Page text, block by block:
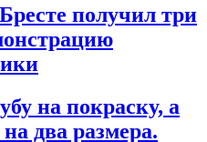
получил три
на покраску, а
два размера.